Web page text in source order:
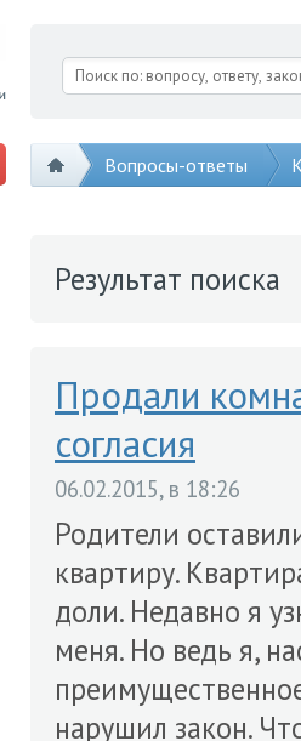
Вопросы-ответы
Результат поиска
Продали
согласия
06.02.2015, в 18:26
Родители
квартиру.
доли. Недавно я
меня. Но ведь я,
нарушил закон.